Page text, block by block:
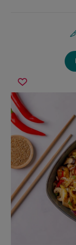
Sla
op
udon
noodles
met
paddenstoelen